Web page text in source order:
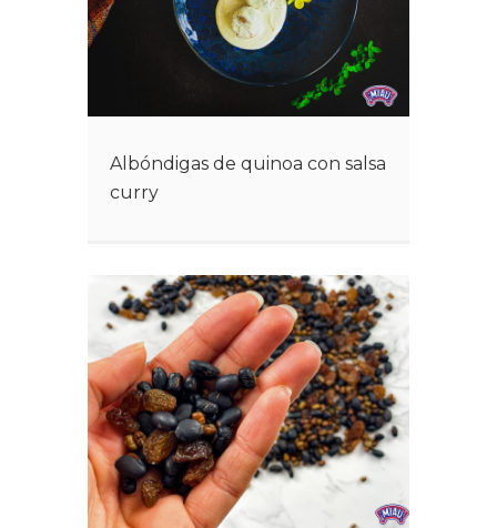
Albóndigas de quinoa con salsa
curry